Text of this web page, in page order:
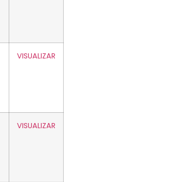
VISUALIZAR
VISUALIZAR